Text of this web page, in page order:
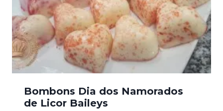
Bombons Dia dos Namorados
de Licor Baileys